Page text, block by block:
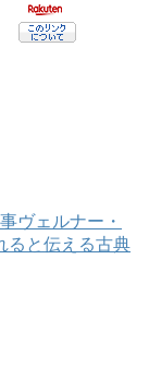
ヴェルナー・
ると伝える古典